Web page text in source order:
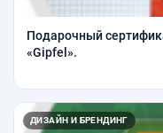
Подарочный
«Gipfel».
ДИЗАЙН И БРЕНДИНГ